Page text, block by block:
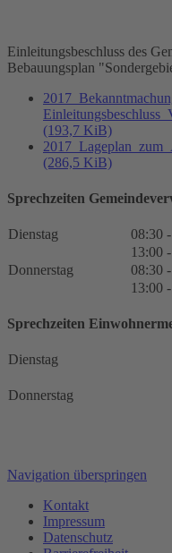
Einleitungsbeschluss des
Bebauungsplan
(193,7 KiB)
(286,5 KiB)
Sprechzeiten
Dienstag
08:30
13:00
Donnerstag
08:30
13:00
Sprechzeiten
Dienstag
Donnerstag
Navigation überspringen
Kontakt
Impressum
Datenschutz